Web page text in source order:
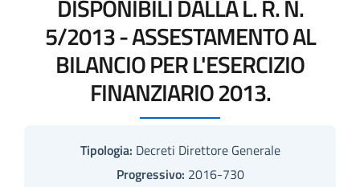
DISPONIBILI DALLA L. R. N.
5/2013 - ASSESTAMENTO AL
BILANCIO PER L'ESERCIZIO
FINANZIARIO 2013.
Tipologia: Decreti Direttore Generale
Progressivo: 2016-730